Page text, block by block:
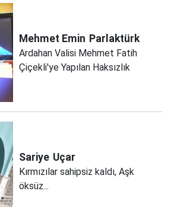
Mehmet Emin Parlaktürk
Ardahan Valisi Mehmet Fatih
Çiçekli'ye Yapılan Haksızlık
Sariye Uçar
Kırmızılar sahipsiz kaldı, Aşk
öksüz...